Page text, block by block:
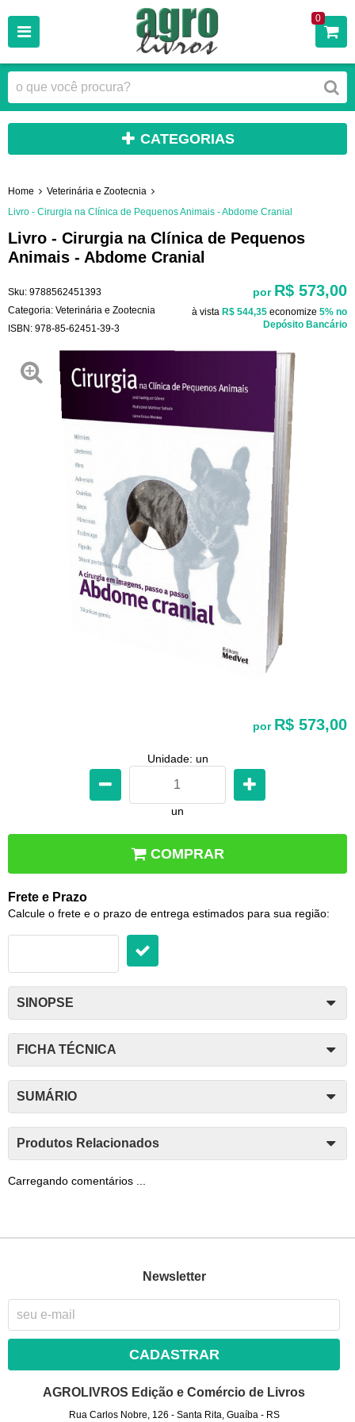
0
CATEGORIAS
Home
Veterinária e Zootecnia
Livro - Cirurgia na Clínica de Pequenos Animais - Abdome Cranial
Livro - Cirurgia na Clínica de Pequenos
Animais - Abdome Cranial
Sku: 9788562451393
Categoria: Veterinária e Zootecnia
ISBN: 978-85-62451-39-3
por R$ 573,00
à vista R$ 544,35 economize 5% no
Depósito Bancário
por R$ 573,00
Unidade: un
un
COMPRAR
Frete e Prazo
Calcule o frete e o prazo de entrega estimados para sua região:
SINOPSE
FICHA TÉCNICA
SUMÁRIO
Produtos Relacionados
Carregando comentários ...
Newsletter
CADASTRAR
AGROLIVROS Edição e Comércio de Livros
Rua Carlos Nobre, 126 - Santa Rita, Guaíba- RS